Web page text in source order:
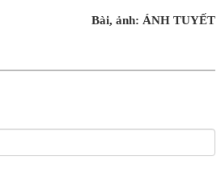
Bài, ảnh: ÁNH TUYẾT